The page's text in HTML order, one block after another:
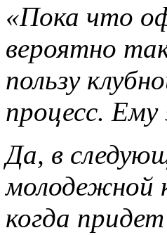
«Пока что
вероятно
пользу
процесс.
Да, в
молодежной
когда